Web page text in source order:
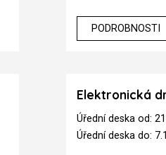
PODROBNOSTI
Elektronická
Úřední deska od:
Úřední deska do: